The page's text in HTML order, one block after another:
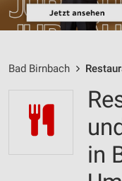
Bad Birnbach
in